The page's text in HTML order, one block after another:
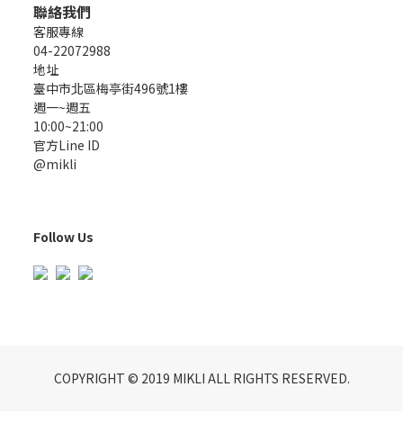
聯絡我們
客服專線
04-22072988
地址
臺中市北區梅亭街496號1樓
週一~週五
10:00~21:00
官方Line ID
@mikli
Follow Us
COPYRIGHT © 2019 MIKLI ALL RIGHTS RESERVED.